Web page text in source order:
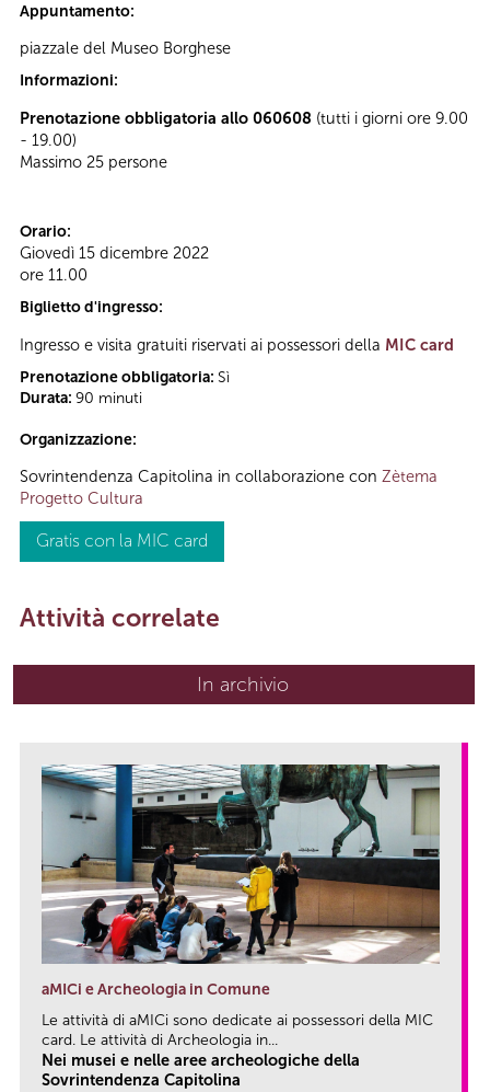
Appuntamento:
piazzale del Museo Borghese
Informazioni:
Prenotazione obbligatoria allo 060608 (tutti i giorni ore 9.00
- 19.00)
Massimo 25 persone
Orario:
Giovedì 15 dicembre 2022
ore 11.00
Biglietto d'ingresso:
Ingresso e visita gratuiti riservati ai possessori della MIC card
Prenotazione obbligatoria: Sì
Durata: 90 minuti
Organizzazione:
Sovrintendenza Capitolina in collaborazione con Zètema
Progetto Cultura
Gratis con la MIC card
Attività correlate
In archivio
aMICi e Archeologia in Comune
Le attività di aMICi sono dedicate ai possessori della MIC
card. Le attività di Archeologia in...
Nei musei e nelle aree archeologiche della
Sovrintendenza Capitolina